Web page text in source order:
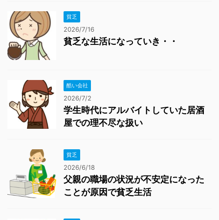
貧乏
2026/7/16
貧乏な生活になっていき・・
酷い会社
2026/7/2
学生時代にアルバイトしていた居酒
屋での理不尽な扱い
貧乏
2026/6/18
父親の職場の状況が不安定になった
ことが原因で貧乏生活